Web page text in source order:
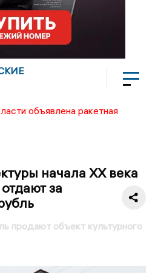
объявлена ракетная
начала XX века
за
продают объект культурного